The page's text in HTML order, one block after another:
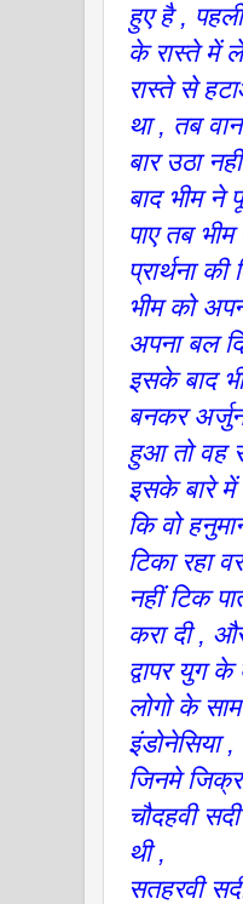
हुए है ,
के रास्ते में
रास्ते से
था , तब
बार उठा
बाद भीम ने
पाए तब
प्रार्थना
भीम को
अपना बल
इसके बाद
बनकर
हुआ तो वह
इसके बारे में
कि वो
टिका रहा
नहीं टिक
करा दी ,
द्वापर युग
लोगो के
जिनमे
चौदहवी
थी ,
सतहरवी